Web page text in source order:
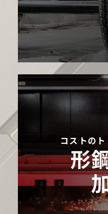
コストの
形